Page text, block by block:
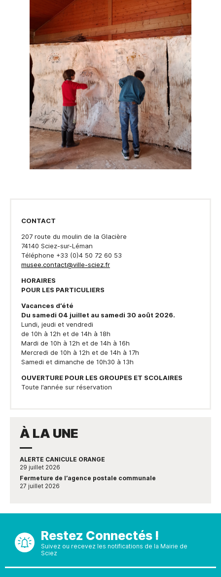
CONTACT
207 route du moulin de la Glacière
74140 Sciez-sur-Léman
Téléphone +33 (0)4 50 72 60 53
musee.contact@ville-sciez.fr
HORAIRES
POUR LES PARTICULIERS
Vacances d’été
Du samedi 04 juillet au samedi 30 août 2026.
Lundi, jeudi et vendredi
de 10h à 12h et de 14h à 18h
Mardi de 10h à 12h et de 14h à 16h
Mercredi de 10h à 12h et de 14h à 17h
Samedi et dimanche de 10h30 à 13h
OUVERTURE POUR LES GROUPES ET SCOLAIRES
Toute l’année sur réservation
À LA UNE
ALERTE CANICULE ORANGE
29 juillet 2026
Fermeture de l’agence postale communale
27 juillet 2026
Restez Connectés !
Suivez ou recevez les notifications de la Mairie de
Sciez